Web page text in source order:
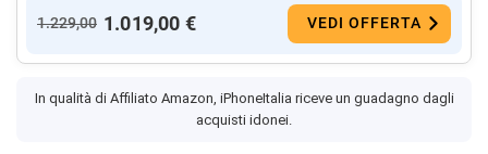
1.229,00 1.019,00 € VEDI OFFERTA
In qualità di Affiliato Amazon, iPhoneItalia riceve un guadagno dagli
acquisti idonei.